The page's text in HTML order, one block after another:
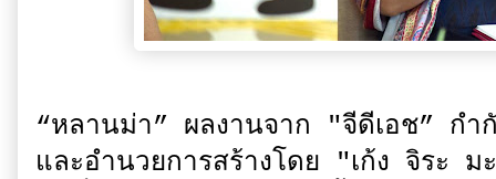
“หลานม่า” ผลงานจาก "จีดีเอช”
และอำนวยการสร้างโดย "เก้ง จิร